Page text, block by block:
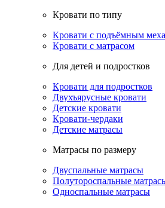
Кровати по типу
Кровати с подъёмным
Кровати с матрасом
Для детей и подростков
Кровати для подростков
Двухъярусные кровати
Детские кровати
Кровати-чердаки
Детские матрасы
Матрасы по размеру
Двуспальные матрасы
Полутороспальные
Односпальные матрасы